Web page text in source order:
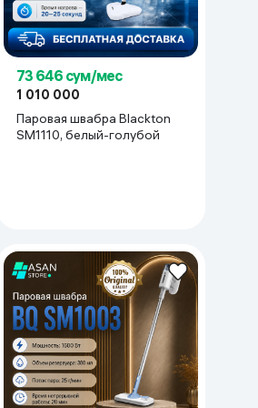
73 646 сум/мес
1 010 000
Паровая швабра Blackton
SM1110, белый-голубой